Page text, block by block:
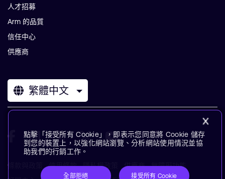
人才招募
Arm 的品質
信任中心
供應商
繁體中文
條款與政策 使用條款 隱私權政策 供應商
無障礙功能
點擊「接受所有 Cookie」，即表示您同意將 Cookie 儲存
到您的裝置上，以強化網站瀏覽、分析網站使用情況並協
助我們的行銷工作。
全部拒絕 接受所有 Cookie